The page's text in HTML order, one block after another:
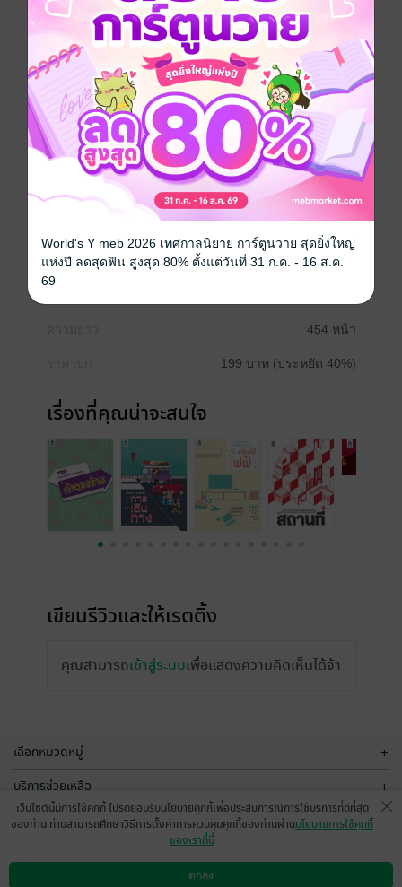
• จดจำสกรรมกริยาและอกรรมกริยารวมถึงความหมาย
ผ่านภาพประกอบที่เข้าใจง่าย
• แนะนำคำตรงข้าม และจำแนกกลุ่มคำกริยาของสกรรม
กริยาและอกรรมกริยาแต่ละคำ
• เนื้อหากระชับ เหมาะสำหรับผู้มีเวลาน้อย และผู้ที่
ต้องการหยิบมาทบทวนได้ทุกที่ทุกเวลา
** บัตรช่วยจำชุดนี้นำเนื้อหาบางส่วนมาจากหนังสือ “สกร
รมกริยา • อกรรมกริยาภาษาญี่ปุ่นไม่ยาก” **
ภาษาญี่ปุ่น
ประเภทไฟล์ pdf
454 หน้า
199 บาท (ประหยัด 40%)
เรื่องที่คุณน่าจะสนใจ
เขียนรีวิวและให้เรตติ้ง
คุณสามารถเข้าสู่ระบบเพื่อแสดงความคิดเห็นได้จ้า
เลือกหมวดหมู่ +
บริการช่วยเหลือ +
เกี่ยวกับเรา
เว็บไซต์นี้มีการใช้คุกกี้ โปรดยอมรับนโยบายคุกกี้เพื่อประสบการณ์การใช้บริการที่ดีที่สุด
ของท่าน ท่านสามารถศึกษาวิธีการตั้งค่าการควบคุมคุกกี้ของท่านผ่านนโยบายการใช้คุกกี้
ของเราที่นี่
ตกลง
World's Y meb 2026 เทศกาลนิยาย การ์ตูนวาย สุดยิ่งใหญ่
แห่งปี ลดสุดฟิน สูงสุด 80% ตั้งแต่วันที่ 31 ก.ค. - 16 ส.ค.
69